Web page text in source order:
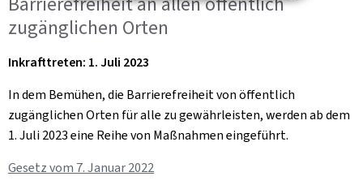
zugänglichen Orten
Inkrafttreten: 1. Juli 2023
In dem Bemühen, die Barrierefreiheit von öffentlich
zugänglichen Orten für alle zu gewährleisten, werden ab dem
1. Juli 2023 eine Reihe von Maßnahmen eingeführt.
Gesetz vom 7. Januar 2022